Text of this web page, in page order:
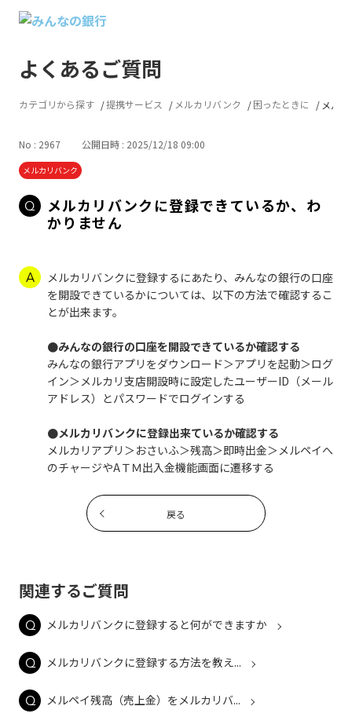
よくあるご質問
カテゴリから探す 提携サービス メルカリバンク 困ったときに メル
No : 2967 公開日時 : 2025/12/18 09:00
メルカリバンク
メルカリバンクに登録できているか、わ
かりません
メルカリバンクに登録するにあたり、みんなの銀行の口座
を開設できているかについては、以下の方法で確認するこ
とが出来ます。
●みんなの銀行の口座を開設できているか確認する
みんなの銀行アプリをダウンロード＞アプリを起動＞ログ
イン＞メルカリ支店開設時に設定したユーザーID（メール
アドレス）とパスワードでログインする
●メルカリバンクに登録出来ているか確認する
メルカリアプリ＞おさいふ＞残高＞即時出金＞メルペイへ
のチャージやAＴＭ出入金機能画面に遷移する
戻る
関連するご質問
メルカリバンクに登録すると何ができますか
メルカリバンクに登録する方法を教え...
メルペイ残高（売上金）をメルカリバ...